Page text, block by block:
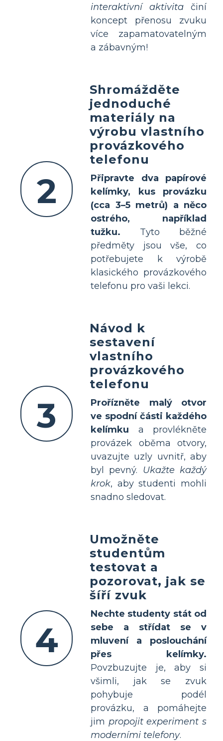
interaktivní aktivita činí
koncept přenosu zvuku
více zapamatovatelným
a zábavným!
2
Shromážděte
jednoduché
materiály na
výrobu vlastního
provázkového
telefonu
Připravte dva papírové
kelímky, kus provázku
(cca 3–5 metrů) a něco
ostrého, například
tužku. Tyto běžné
předměty jsou vše, co
potřebujete k výrobě
klasického provázkového
telefonu pro vaši lekci.
3
Návod k
sestavení
vlastního
provázkového
telefonu
Prořízněte malý otvor
ve spodní části každého
kelímku a provlékněte
provázek oběma otvory,
uvazujte uzly uvnitř, aby
byl pevný. Ukažte každý
krok, aby studenti mohli
snadno sledovat.
4
Umožněte
studentům
testovat a
pozorovat, jak se
šíří zvuk
Nechte studenty stát od
sebe a střídat se v
mluvení a poslouchání
přes kelímky.
Povzbuzujte je, aby si
všimli, jak se zvuk
pohybuje podél
provázku, a pomáhejte
jim propojit experiment s
moderními telefony.